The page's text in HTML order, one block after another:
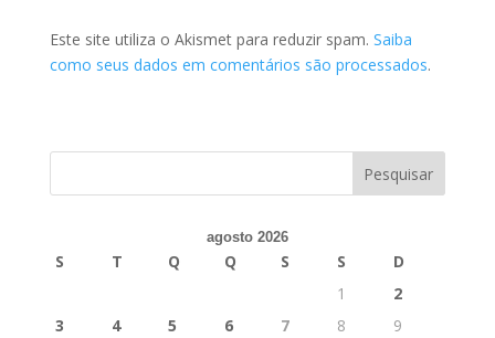
Este site utiliza o Akismet para reduzir spam. Saiba
como seus dados em comentários são processados.
agosto 2026
S T Q Q S S
D
1
2
3
4 5 6 7 8
9